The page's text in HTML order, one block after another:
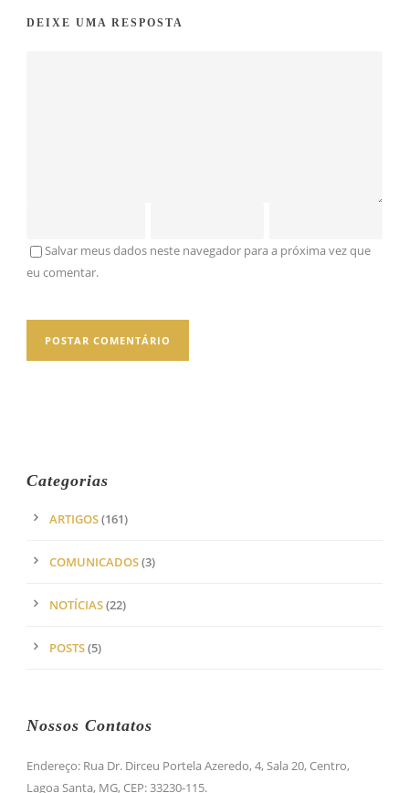
DEIXE UMA RESPOSTA
Salvar meus dados neste navegador para a próxima vez que
eu comentar.
Categorias
ARTIGOS(161)
COMUNICADOS(3)
NOTÍCIAS(22)
POSTS(5)
Nossos Contatos
Endereço: Rua Dr. Dirceu Portela Azeredo, 4, Sala 20, Centro,
Lagoa Santa, MG, CEP: 33230-115.